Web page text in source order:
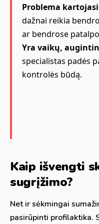
Problema
dažnai reikia
ar bendrose
Yra vaikų,
specialistas padės
kontrolės būdą.
Kaip išvengti
sugrįžimo?
Net ir sėkmingai
pasirūpinti profilaktika.